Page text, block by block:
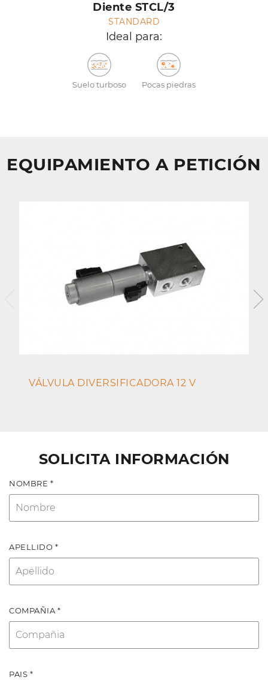
Diente STCL/3
STANDARD
Ideal para:
Suelo turboso Pocas piedras
EQUIPAMIENTO A PETICIÓN
VÁLVULA DIVERSIFICADORA 12 V
SOLICITA INFORMACIÓN
NOMBRE *
APELLIDO *
COMPAÑIA *
PAIS *